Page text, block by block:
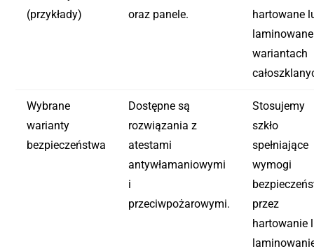
(przykłady)
oraz panele.
hartowane
wariantach
Wybrane
warianty
bezpieczeństwa
Dostępne są
rozwiązania z
atestami
antywłamaniowymi
i
przeciwpożarowymi.
Stosujemy
szkło
spełniające
wymogi
przez
hartowanie